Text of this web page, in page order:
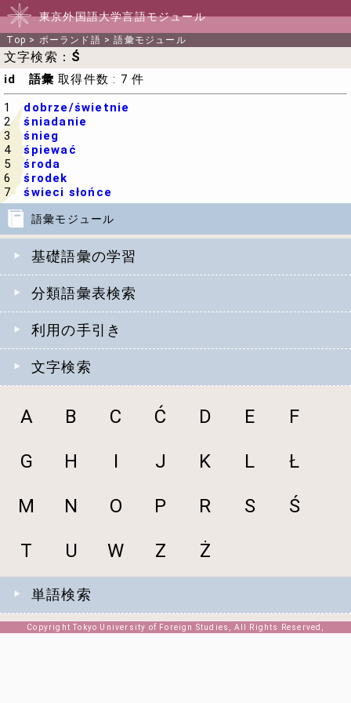
東京外国語大学言語モジュール
Top > ポーランド語 >語彙モジュール
語彙モジュール
基礎語彙の学習
分類語彙表検索
利用の手引き
文字検索
A B C Ć D E F
G H I J K L Ł
M N O P R S Ś
T U W Z Ż
単語検索
文字検索： Ś
id 語彙 取得件数 : 7 件
1dobrze/świetnie
2śniadanie
3śnieg
4śpiewać
5środa
6środek
7świeci słońce
Copyright Tokyo University of Foreign Studies, All Rights Reserved,